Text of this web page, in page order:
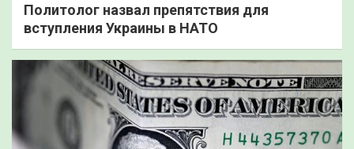
Политолог назвал препятствия для
вступления Украины в НАТО